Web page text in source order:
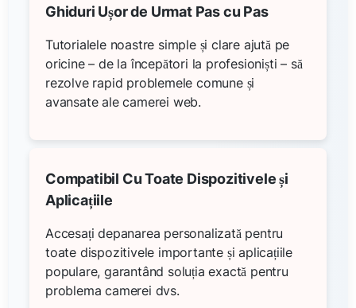
Ghiduri Ușor de Urmat Pas cu Pas
Tutorialele noastre simple și clare ajută pe
oricine – de la începători la profesioniști – să
rezolve rapid problemele comune și
avansate ale camerei web.
Compatibil Cu Toate Dispozitivele și
Aplicațiile
Accesați depanarea personalizată pentru
toate dispozitivele importante și aplicațiile
populare, garantând soluția exactă pentru
problema camerei dvs.